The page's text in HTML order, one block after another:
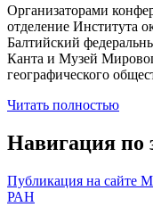
Организаторами
отделение
Балтийский
Канта и Музей
географического
Читать полностью
Навигация по
Публикация на сайте
РАН